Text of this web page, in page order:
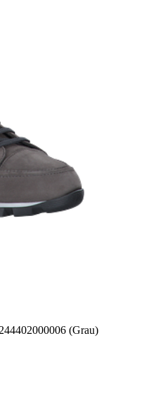
(Grau)